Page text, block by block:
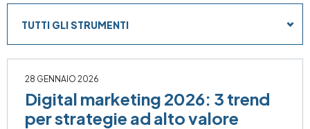
TUTTI GLI STRUMENTI
28 GENNAIO 2026
Digital marketing 2026: 3 trend
per strategie ad alto valore